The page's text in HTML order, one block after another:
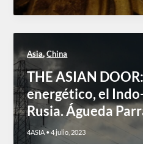
Asia,China
THE ASIAN
energético, el
Rusia. Águeda
4ASIA •4 julio, 2023